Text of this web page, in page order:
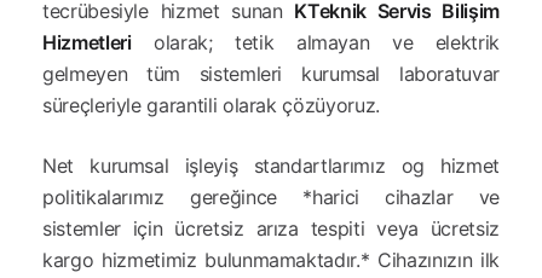
tecrübesiyle hizmet sunan KTeknik Servis Bilişim
Hizmetleriolarak; tetik almayan ve elektrik
gelmeyen tüm sistemleri kurumsal laboratuvar
süreçleriyle garantili olarak çözüyoruz.
Net kurumsal işleyiş standartlarımız og hizmet
politikalarımız gereğince *harici cihazlar ve
sistemler için ücretsiz arıza tespiti veya ücretsiz
kargo hizmetimiz bulunmamaktadır.* Cihazınızın ilk